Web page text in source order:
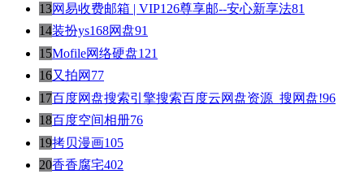
13网易收费邮箱 | VIP126尊享邮--安心新享法81
14装扮ys168网盘91
15Mofile网络硬盘121
16又拍网 77
17百度网盘搜索引擎搜索百度云网盘资源_搜网盘!96
18百度空间相册76
19拷贝漫画105
20香香腐宅402